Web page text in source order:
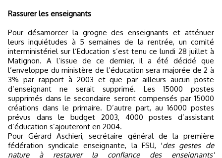
Rassurer les enseignants
Pour désamorcer la grogne des enseignants et atténuer
leurs inquiétudes à 5 semaines de la rentrée, un comité
interministériel sur l’Education s’est tenu ce lundi 28 juillet à
Matignon. A l’issue de ce dernier, il a été décidé que
l’enveloppe du ministère de l’éducation sera majorée de 2 à
3% par rapport à 2003 et que par ailleurs aucun poste
d’enseignant ne serait supprimé. Les 15000 postes
supprimés dans le secondaire seront compensés par 15000
créations dans le primaire. D’autre part, au 16000 postes
prévus dans le budget 2003, 4000 postes d’assistant
d’éducation s’ajouteront en 2004.
Pour Gérard Aschieri, secrétaire général de la première
fédération syndicale enseignante, la FSU, 'des gestes de
nature à restaurer la confiance des enseignants'